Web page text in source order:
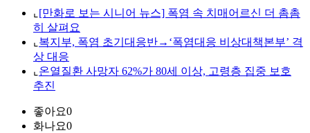
⌞ [만화로 보는 시니어 뉴스] 폭염 속 치매어르신 더 촘촘
히 살펴요
⌞ 복지부, 폭염 초기대응반→‘폭염대응 비상대책본부’ 격
상 대응
⌞ 온열질환 사망자 62%가 80세 이상, 고령층 집중 보호
추진
좋아요0
화나요0